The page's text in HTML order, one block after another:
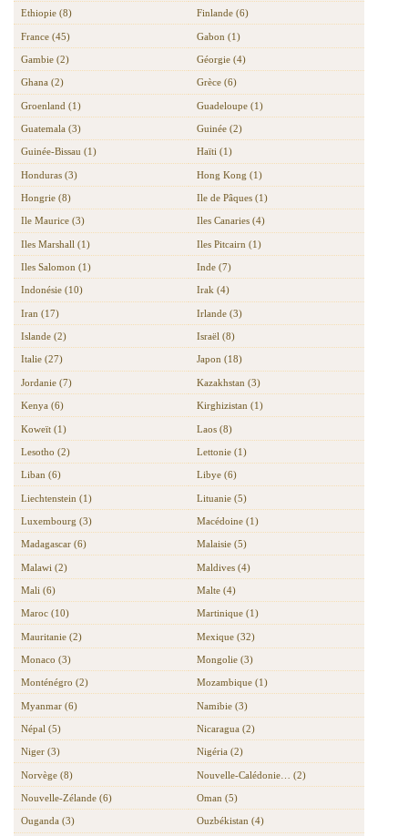
Ethiopie (8) Finlande (6)
France (45) Gabon (1)
Gambie (2) Géorgie (4)
Ghana (2) Grèce (6)
Groenland (1) Guadeloupe (1)
Guatemala (3) Guinée (2)
Guinée-Bissau (1) Haïti (1)
Honduras (3) Hong Kong (1)
Hongrie (8) Ile de Pâques (1)
Ile Maurice (3) Iles Canaries (4)
Iles Marshall (1) Iles Pitcairn (1)
Iles Salomon (1) Inde (7)
Indonésie (10) Irak (4)
Iran (17) Irlande (3)
Islande (2) Israël (8)
Italie (27) Japon (18)
Jordanie (7) Kazakhstan (3)
Kenya (6) Kirghizistan (1)
Koweït (1) Laos (8)
Lesotho (2) Lettonie (1)
Liban (6) Libye (6)
Liechtenstein (1) Lituanie (5)
Luxembourg (3) Macédoine (1)
Madagascar (6) Malaisie (5)
Malawi (2) Maldives (4)
Mali (6) Malte (4)
Maroc (10) Martinique (1)
Mauritanie (2) Mexique (32)
Monaco (3) Mongolie (3)
Monténégro (2) Mozambique (1)
Myanmar (6) Namibie (3)
Népal (5) Nicaragua (2)
Niger (3) Nigéria (2)
Norvège (8) Nouvelle-Calédonie… (2)
Nouvelle-Zélande (6) Oman (5)
Ouganda (3) Ouzbékistan (4)